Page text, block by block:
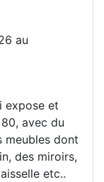
au
expose et
avec du
meubles dont
des miroirs,
etc..